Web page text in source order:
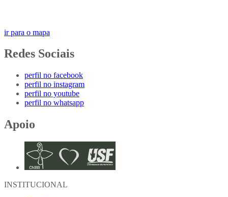
ir para o mapa
Redes Sociais
perfil no facebook
perfil no instagram
perfil no youtube
perfil no whatsapp
Apoio
INSTITUCIONAL